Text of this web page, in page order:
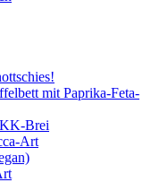
mit Paprika-Feta-
Brei
Art